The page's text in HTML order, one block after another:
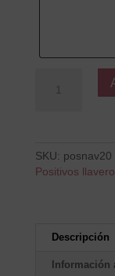
del
bueno
SKU: posnav20
Positivos
Descripción
Información